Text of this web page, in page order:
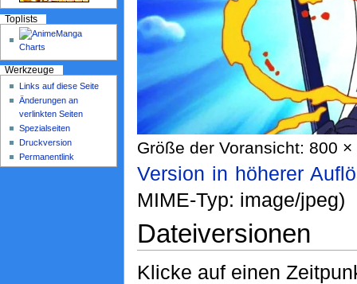
Größe der Voransicht: 800
Version in höherer
MIME-Typ: image/jpeg)
Dateiversionen
Klicke auf einen
Toplists
Werkzeuge
Links auf diese Seite
Änderungen an
verlinkten Seiten
Spezialseiten
Druckversion
Permanentlink